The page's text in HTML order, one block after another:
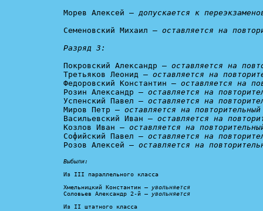
Морев Алексей — допускается к
Семеновский Михаил — оставляется на
Разряд 3:
Покровский Александр — оставляется на
Третьяков Леонид — оставляется на
Федоровский Константин — оставляется на
Розин Александр — оставляется на
Успенский Павел — оставляется на
Миров Петр — оставляется на
Васильевский Иван — оставляется на
Козлов Иван — оставляется на
Софийский Павел — оставляется на
Розов Алексей — оставляется на
Выбыли:
Из III параллельного класса
Хмельницкий Константин — увольняется
Соловьев Александр 2-й — увольняется
Из II штатного класса